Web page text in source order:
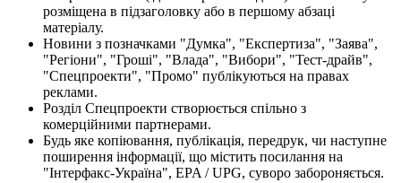
розміщена в підзаголовку або в першому абзаці
матеріалу.
Новини з позначками "Думка", "Експертиза", "Заява",
"Регіони", "Гроші", "Влада", "Вибори", "Тест-драйв",
"Спецпроекти", "Промо" публікуються на правах
реклами.
Розділ Спецпроекти створюється спільно з
комерційними партнерами.
Будь яке копіювання, публікація, передрук, чи наступне
поширення інформації, що містить посилання на
"Інтерфакс-Україна", EPA / UPG, суворо забороняється.